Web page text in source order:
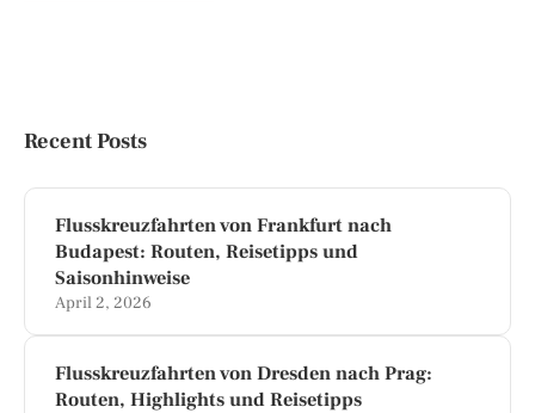
Recent Posts
Flusskreuzfahrten von Frankfurt nach
Budapest: Routen, Reisetipps und
Saisonhinweise
April 2, 2026
Flusskreuzfahrten von Dresden nach Prag:
Routen, Highlights und Reisetipps